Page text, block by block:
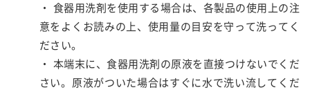
・ 食器用洗剤を使用する場合は、各製品の使用上の注
意をよくお読みの上、使用量の目安を守って洗ってく
ださい。
・ 本端末に、食器用洗剤の原液を直接つけないでくだ
さい。原液がついた場合はすぐに水で洗い流してくだ